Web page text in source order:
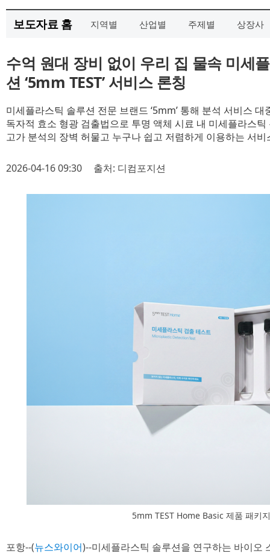
보도자료 홈 지역별 산업별 주제별 상장사
수억 원대 장비 없이 우리 집 물속 미세
션 ‘5mm TEST’ 서비스 론칭
미세플라스틱 솔루션 전문 브랜드 ‘5mm’ 통해 분석 서비스 대
독자적 효소 형광 검출법으로 투명 액체 시료 내 미세플라스틱
고가 분석의 장벽 허물고 누구나 쉽고 저렴하게 이용하는 서비
2026-04-16 09:30 출처: 디컴포지션
5mm TEST Home Basic 제품 패키
포항--(뉴스와이어)--미세플라스틱 솔루션을 연구하는 바이오